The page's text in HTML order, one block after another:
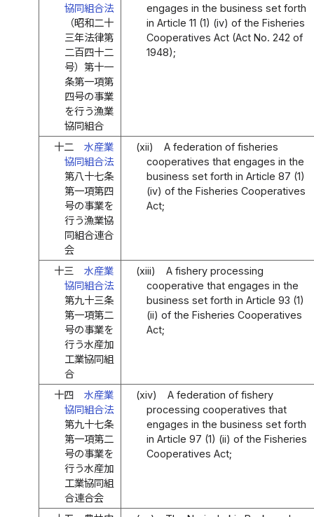
協同組合法
（昭和二十
三年法律第
二百四十二
号）第十一
条第一項第
四号の事業
を行う漁業
協同組合
engages in the business set forth
in Article 11 (1) (iv) of the Fisheries
Cooperatives Act (Act No. 242 of
1948);
十二
水産業
協同組合法
第八十七条
第一項第四
号の事業を
行う漁業協
同組合連合
会
(xii)
A federation of fisheries
cooperatives that engages in the
business set forth in Article 87 (1)
(iv) of the Fisheries Cooperatives
Act;
十三
水産業
協同組合法
第九十三条
第一項第二
号の事業を
行う水産加
工業協同組
合
(xiii)
A fishery processing
cooperative that engages in the
business set forth in Article 93 (1)
(ii) of the Fisheries Cooperatives
Act;
十四
水産業
協同組合法
第九十七条
第一項第二
号の事業を
行う水産加
工業協同組
合連合会
(xiv)
A federation of fishery
processing cooperatives that
engages in the business set forth
in Article 97 (1) (ii) of the Fisheries
Cooperatives Act;